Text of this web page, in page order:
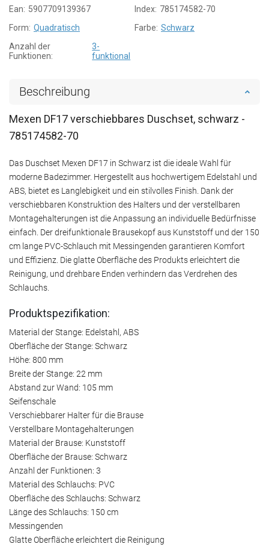
Ean: 5907709139367 Index: 785174582-70
Form: Quadratisch Farbe: Schwarz
Anzahl der
Funktionen:
3-
funktional
Beschreibung
Mexen DF17 verschiebbares Duschset, schwarz -
785174582-70
Das Duschset Mexen DF17 in Schwarz ist die ideale Wahl für
moderne Badezimmer. Hergestellt aus hochwertigem Edelstahl und
ABS, bietet es Langlebigkeit und ein stilvolles Finish. Dank der
verschiebbaren Konstruktion des Halters und der verstellbaren
Montagehalterungen ist die Anpassung an individuelle Bedürfnisse
einfach. Der dreifunktionale Brausekopf aus Kunststoff und der 150
cm lange PVC-Schlauch mit Messingenden garantieren Komfort
und Effizienz. Die glatte Oberfläche des Produkts erleichtert die
Reinigung, und drehbare Enden verhindern das Verdrehen des
Schlauchs.
Produktspezifikation:
Material der Stange: Edelstahl, ABS
Oberfläche der Stange: Schwarz
Höhe: 800 mm
Breite der Stange: 22 mm
Abstand zur Wand: 105 mm
Seifenschale
Verschiebbarer Halter für die Brause
Verstellbare Montagehalterungen
Material der Brause: Kunststoff
Oberfläche der Brause: Schwarz
Anzahl der Funktionen: 3
Material des Schlauchs: PVC
Oberfläche des Schlauchs: Schwarz
Länge des Schlauchs: 150 cm
Messingenden
Glatte Oberfläche erleichtert die Reinigung